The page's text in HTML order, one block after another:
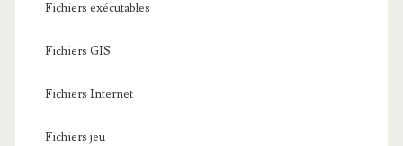
Fichiers exécutables
Fichiers GIS
Fichiers Internet
Fichiers jeu